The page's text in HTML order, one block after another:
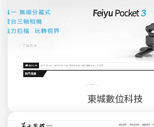
東城數位科技